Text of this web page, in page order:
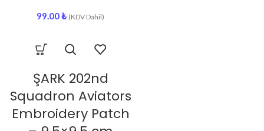
99.00₺ (KDV Dahil)
ŞARK 202nd
Squadron Aviators
Embroidery Patch